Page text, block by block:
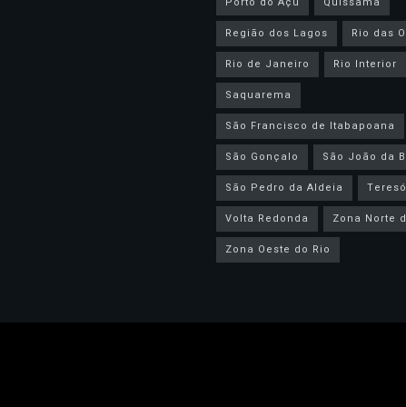
Região dos Lagos
Rio das
Rio de Janeiro
Rio Interior
Saquarema
São Francisco de Itabapoana
São Gonçalo
São João da
São Pedro da Aldeia
Volta Redonda
Zona Norte
Zona Oeste do Rio